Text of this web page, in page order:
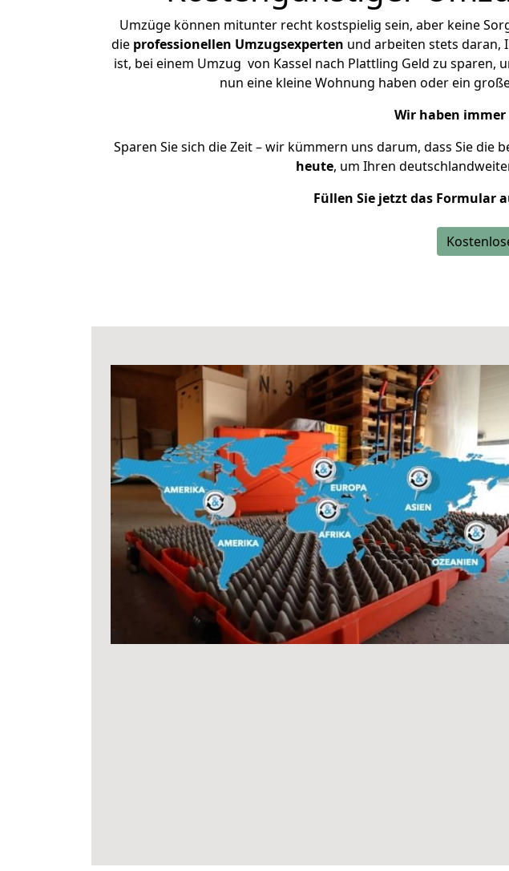
Umzüge können mitunter recht kostspielig sein, aber keine
die professionellen Umzugsexperten und arbeiten stets daran,
ist, bei einem Umzug von Kassel nach Plattling Geld zu sparen,
nun eine kleine Wohnung haben oder ein
Wir haben
Sparen Sie sich die Zeit – wir kümmern uns darum, dass Sie die
heute, um Ihren
Füllen Sie jetzt das Formular